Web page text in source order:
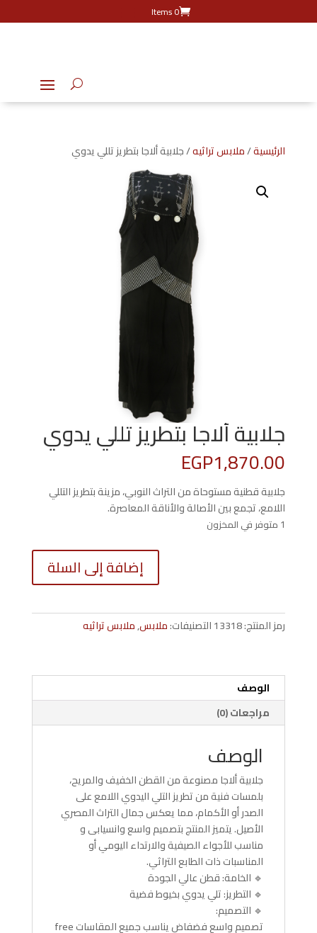
0 Items
الرئيسية/ملابس تراثيه/ جلابية ألاجا بتطريز تللي يدوي
جلابية ألاجا بتطريز تللي يدوي
EGP1,870.00
جلابية قطنية مستوحاة من التراث النوبي، مزينة بتطريز التللي
اللامع، تجمع بين الأصالة والأناقة المعاصرة.
1 متوفر في المخزون
كمية
ألاجا
إضافة إلى السلة
رمز المنتج:13318التصنيفات:ملابس,ملابس تراثيه
الوصف
مراجعات (0)
الوصف
جلابية ألاجا مصنوعة من القطن الخفيف والمريح،
بلمسات فنية من تطريز التلي اليدوي اللامع على
الصدر أو الأكمام، مما يعكس جمال التراث المصري
الأصيل. يتميز المنتج بتصميم واسع وانسيابى و
مناسب للأجواء الصيفية والارتداء اليومي أو
المناسبات ذات الطابع التراثي.
🔹 الخامة: قطن عالي الجودة
🔹 التطريز: تلي يدوي بخيوط فضية
🔹 التصميم:
تصميم واسع فضفاض يناسب جميع المقاسات free